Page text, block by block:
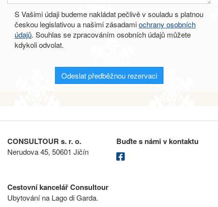
S Vašimi údaji budeme nakládat pečlivě v souladu s platnou
českou legislativou a našimi zásadamiochrany osobních
údajů. Souhlas se zpracováním osobních údajů můžete
kdykoli odvolat.
Odeslat předběžnou rezervaci
CONSULTOUR s. r. o.
Nerudova 45, 50601 Jičín
Buďte s námi v kontaktu
Cestovní kancelář Consultour
Ubytování na Lago di Garda.